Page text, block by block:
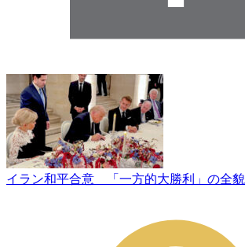
イラン和平合意 「一方的大勝利」の全貌